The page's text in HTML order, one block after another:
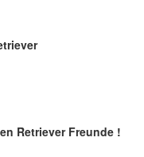
Retriever Freunde !